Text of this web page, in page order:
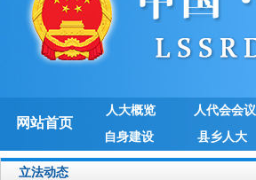
网站首页
人大概览 人代会会议
自身建设
县乡人大
立法动态